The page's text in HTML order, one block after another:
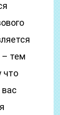
– тем
что